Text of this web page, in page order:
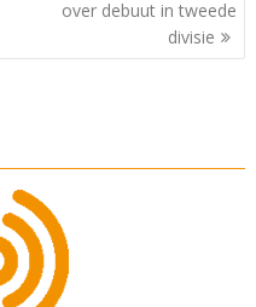
over debuut in tweede
divisie